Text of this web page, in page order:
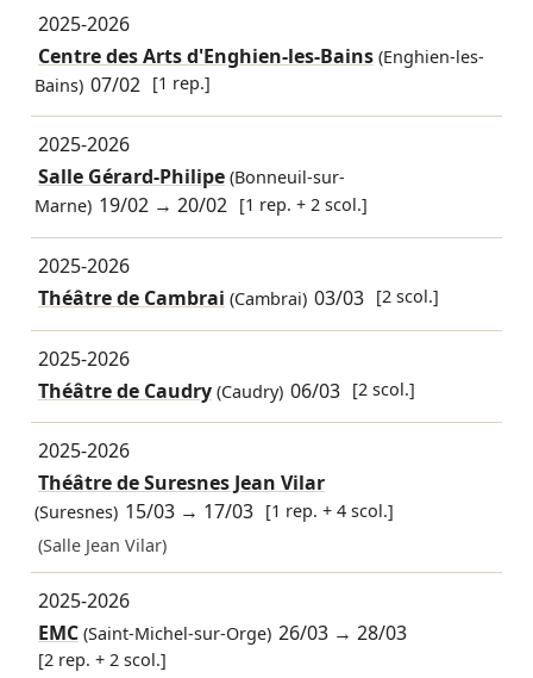
2025-2026
Centre des Arts d'Enghien-les-Bains(Enghien-les-
Bains) 07/02 [1 rep.]
2025-2026
Salle Gérard-Philipe(Bonneuil-sur-
Marne) 19/02 →20/02 [1 rep. + 2 scol.]
2025-2026
Théâtre de Cambrai (Cambrai) 03/03 [2 scol.]
2025-2026
Théâtre de Caudry(Caudry) 06/03 [2 scol.]
2025-2026
Théâtre de Suresnes Jean Vilar
(Suresnes) 15/03 → 17/03 [1 rep. + 4 scol.]
(Salle Jean Vilar)
2025-2026
EMC(Saint-Michel-sur-Orge) 26/03 →28/03
[2 rep. + 2 scol.]